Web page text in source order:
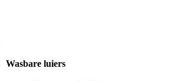
Wasbare luiers